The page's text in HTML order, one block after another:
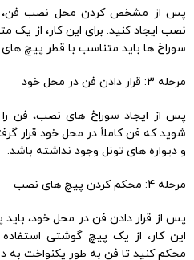
پس از مشخص کردن محل نصب فن،
نصب ایجاد کنید. برای این کار، از یک
سوراخ ها باید متناسب با قطر پیچ
مرحله 3: قرار دادن فن در محل خود
پس از ایجاد سوراخ های نصب، فن
شوید که فن کاملاً در محل خود قرار
و دیواره های تونل وجود نداشته باشد.
مرحله 4: محکم کردن پیچ های نصب
پس از قرار دادن فن در محل خود،
این کار، از یک پیچ گوشتی
محکم کنید تا فن به طور یکنواخت به